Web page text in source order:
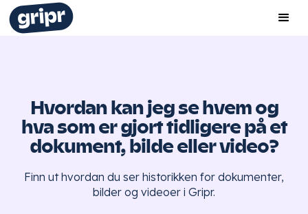
Hvordan kan jeg se hvem og
hva som er gjort tidligere på et
dokument, bilde eller video?
Finn ut hvordan du ser historikken for dokumenter,
bilder og videoer i Gripr.